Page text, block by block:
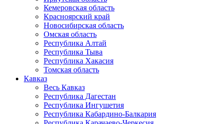
Кемеровская область
Красноярский край
Новосибирская область
Омская область
Республика Алтай
Республика Тыва
Республика Хакасия
Томская область
Кавказ
Весь Кавказ
Республика Дагестан
Республика Ингушетия
Республика Кабардино-Балкария